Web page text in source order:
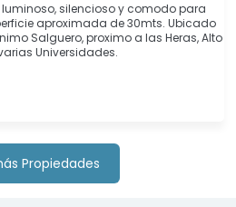
luminoso, silencioso y comodo para
aproximada de 30mts. Ubicado
Salguero, proximo a las Heras, Alto
Universidades.
Propiedades